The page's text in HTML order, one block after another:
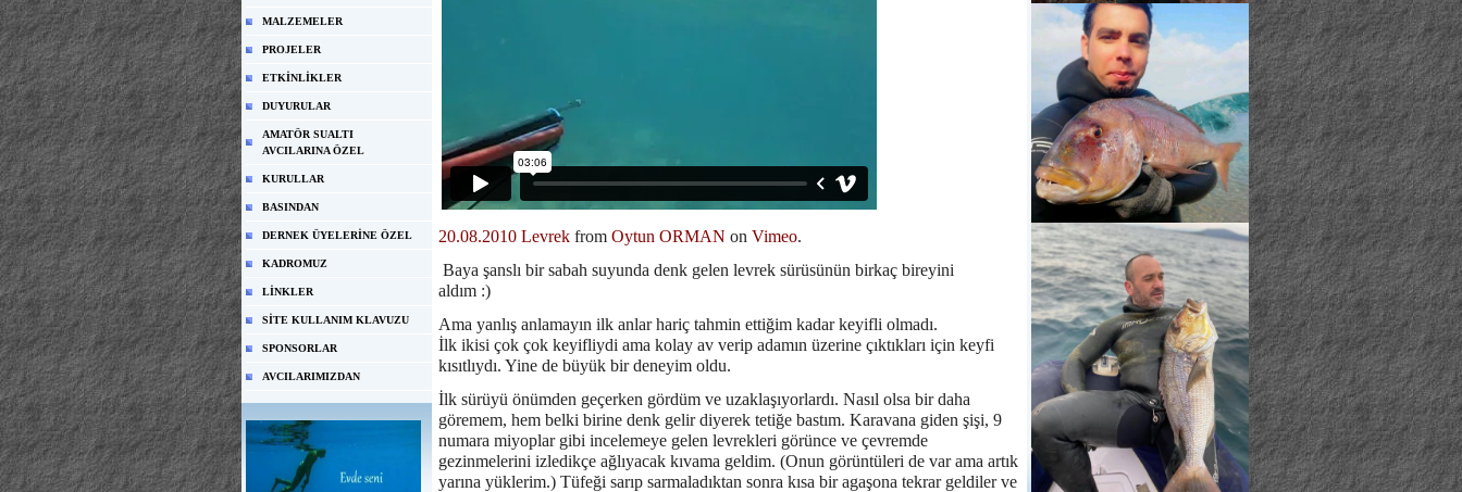
MALZEMELER
PROJELER
ETKİNLİKLER
DUYURULAR
AMATÖR SUALTI
AVCILARINA ÖZEL
KURULLAR
BASINDAN
DERNEK ÜYELERİNE ÖZEL
KADROMUZ
LİNKLER
SİTE KULLANIM KLAVUZU
SPONSORLAR
AVCILARIMIZDAN
20.08.2010 Levrek from Oytun ORMAN on Vimeo.
Baya şanslı bir sabah suyunda denk gelen levrek sürüsünün birkaç bireyini
aldım :)
Ama yanlış anlamayın ilk anlar hariç tahmin ettiğim kadar keyifli olmadı.
İlk ikisi çok çok keyifliydi ama kolay av verip adamın üzerine çıktıkları için keyfi
kısıtlıydı. Yine de büyük bir deneyim oldu.
İlk sürüyü önümden geçerken gördüm ve uzaklaşıyorlardı. Nasıl olsa bir daha
göremem, hem belki birine denk gelir diyerek tetiğe bastım. Karavana giden şişi, 9
numara miyoplar gibi incelemeye gelen levrekleri görünce ve çevremde
gezinmelerini izledikçe ağlıyacak kıvama geldim. (Onun görüntüleri de varama artık
yarına yüklerim.) Tüfeği sarıp sarmaladıktan sonra kısa biragaşona tekrar geldiler ve